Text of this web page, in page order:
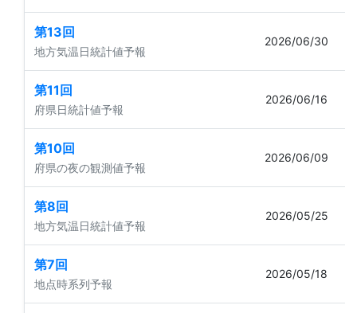
第13回
地方気温日統計値予報
2026/06/30
第11回
府県日統計値予報
2026/06/16
第10回
府県の夜の観測値予報
2026/06/09
第8回
地方気温日統計値予報
2026/05/25
第7回
地点時系列予報
2026/05/18